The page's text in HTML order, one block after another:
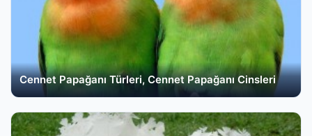
Cennet Papağanı Türleri, Cennet Papağanı Cinsleri